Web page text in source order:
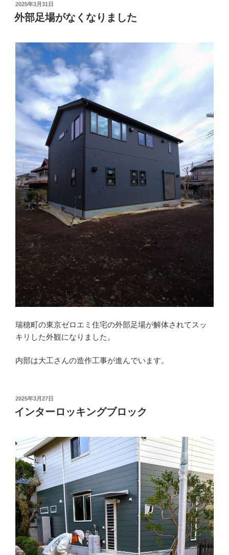
投
稿
日:
2025年3月31日
外部足場がなくなりました
瑞穂町の東京ゼロエミ住宅の外部足場が解体されてスッ
キリした外観になりました。
内部は大工さんの造作工事が進んでいます。
投
日:
2025年3月27日
インターロッキングブロック